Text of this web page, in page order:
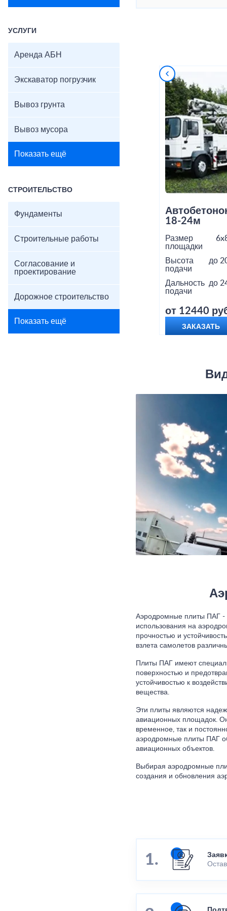
УСЛУГИ
Аренда АБН
Экскаватор погрузчик
Вывоз грунта
Вывоз мусора
Показать ещё
СТРОИТЕЛЬСТВО
Фундаменты
Строительные работы
Согласование и
проектирование
Дорожное строительство
Показать ещё
18-24м
Размер
площадки
Высота
подачи
до
Дальность
подачи
до
от 12440
ЗАКАЗАТЬ
Аэродромные плиты ПАГ -
использования на
прочностью и
взлета самолетов
Плиты ПАГ имеют
поверхностью и
устойчивостью к
вещества.
Эти плиты являются
авиационных площадок.
временное, так и
аэродромные плиты ПАГ
авиационных объектов.
Выбирая аэродромные
создания и обновления